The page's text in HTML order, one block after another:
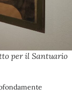
per il Santuario